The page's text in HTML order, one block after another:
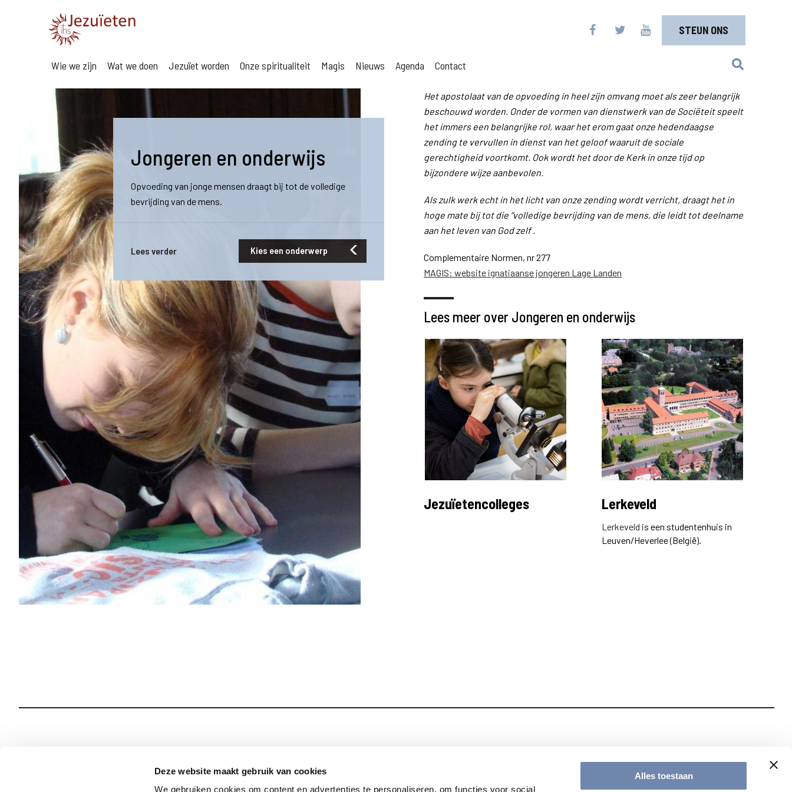
Deze website maakt gebruik van cookies
We gebruiken cookies om content en advertenties te personaliseren, om functies voor social
Alles toestaan
STEUN ONS
Wie we zijn Wat we doen Jezuïet worden Onze spiritualiteit Magis Nieuws Agenda Contact
Jongeren en onderwijs
Opvoeding van jonge mensen draagt bij tot de volledige
bevrijding van de mens.
Lees verder Kies een onderwerp
Het apostolaat van de opvoeding in heel zijn omvang moet als zeer belangrijk
beschouwd worden. Onder de vormen van dienstwerk van de Sociëteit speelt
het immers een belangrijke rol, waar het erom gaat onze hedendaagse
zending te vervullen in dienst van het geloof waaruit de sociale
gerechtigheid voortkomt. Ook wordt het door de Kerk in onze tijd op
bijzondere wijze aanbevolen.
Als zulk werk echt in het licht van onze zending wordt verricht, draagt het in
hoge mate bij tot die “volledige bevrijding van de mens, die leidt tot deelname
aan het leven van God zelf .
Complementaire Normen, nr 277
MAGIS: website ignatiaanse jongeren Lage Landen
Lees meer over Jongeren en onderwijs
Jezuïetencolleges Lerkeveld
Lerkeveld is een studentenhuis in
Leuven/Heverlee (België).
Onze Spiritualiteit
Blijf op de hoogte met onze nieuwsbrief